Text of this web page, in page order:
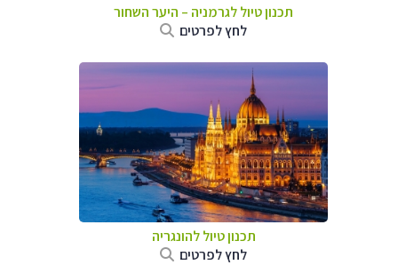
תכנון טיול לגרמניה – היער השחור
לחץ לפרטים
תכנון טיול להונגריה
לחץ לפרטים